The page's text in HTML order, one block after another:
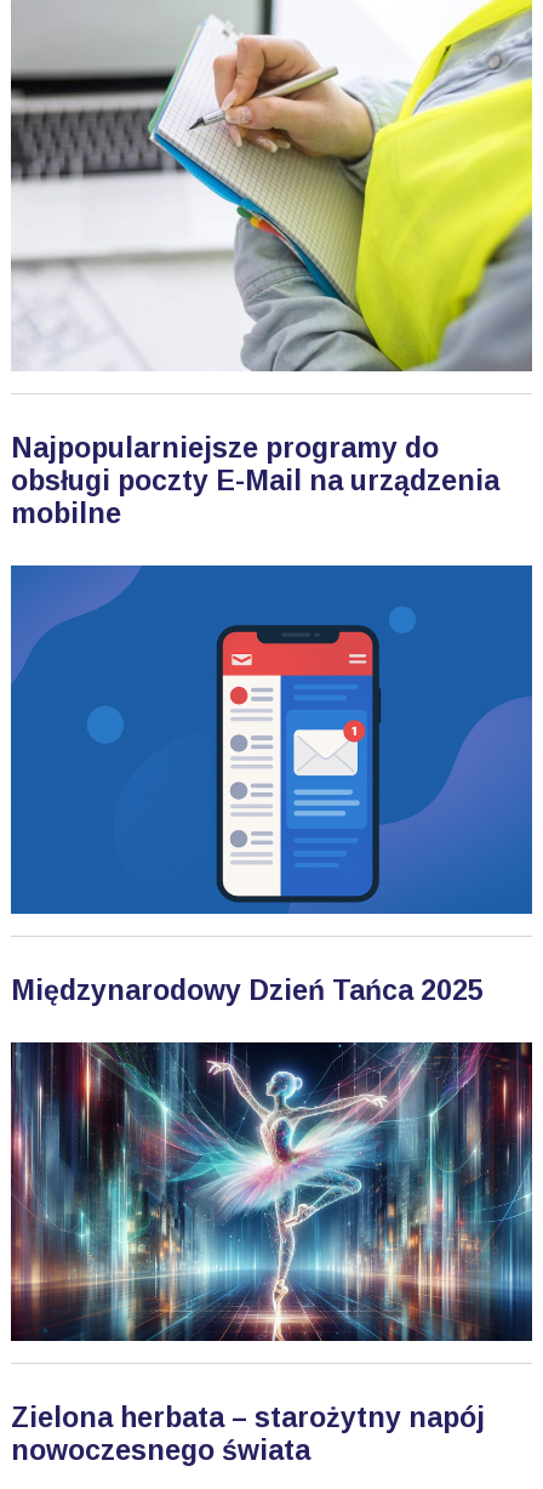
Najpopularniejsze programy do
obsługi poczty E-Mail na urządzenia
mobilne
Międzynarodowy Dzień Tańca 2025
Zielona herbata – starożytny napój
nowoczesnego świata